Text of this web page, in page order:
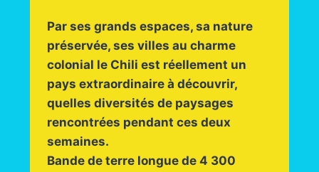
Par ses grands espaces, sa nature
préservée, ses villes au charme
colonial le Chili est réellement un
pays extraordinaire à découvrir,
quelles diversités de paysages
rencontrées pendant ces deux
semaines.
Bande de terre longue de 4 300